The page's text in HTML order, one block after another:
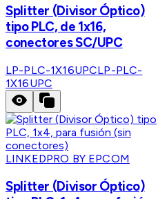
Splitter (Divisor Óptico)
tipo PLC, de 1x16,
conectores SC/UPC
LP-PLC-1X16UPCLP-PLC-
1X16UPC
LINKEDPRO BY EPCOM
Splitter (Divisor Óptico)